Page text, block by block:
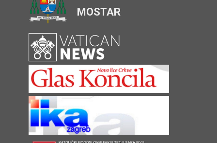
MOSTAR